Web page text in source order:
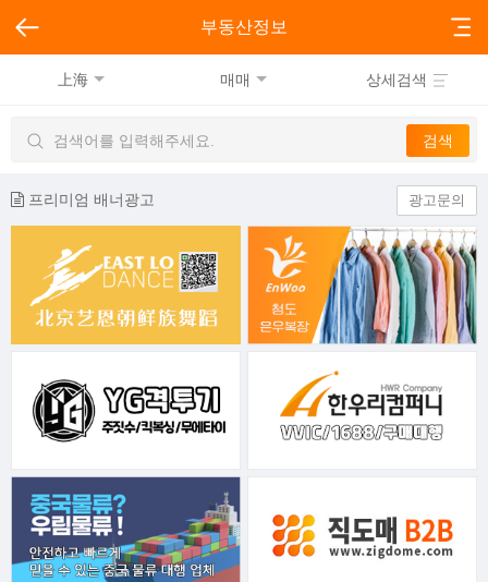
부동산정보
上海 매매 상세검색
프리미엄 배너광고 광고문의